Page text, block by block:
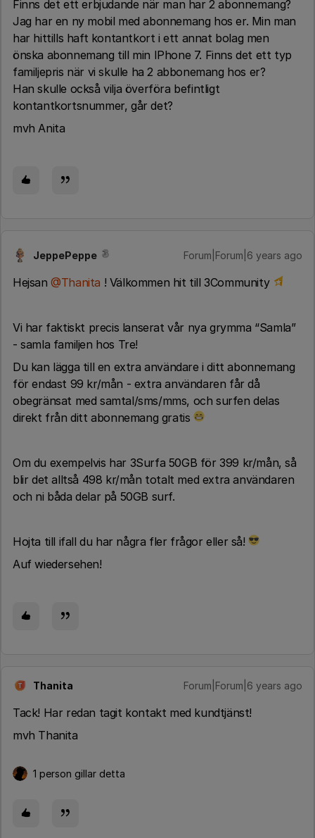
Finns det ett erbjudande när man har 2 abonnemang?
Jag har en ny mobil med abonnemang hos er. Min man
har hittills haft kontantkort i ett annat bolag men
önska abonnemang till min IPhone 7. Finns det ett typ
familjepris när vi skulle ha 2 abbonemang hos er?
Han skulle också vilja överföra befintligt
kontantkortsnummer, går det?
mvh Anita
JeppePeppe Forum|Forum|6 years ago
Hejsan@Thanita ! Välkommen hit till 3Community
Vi har faktiskt precis lanserat vår nya grymma “Samla”
- samla familjen hos Tre!
Du kan lägga till en extra användare i ditt abonnemang
för endast 99 kr/mån - extra användaren får då
obegränsat med samtal/sms/mms, och surfen delas
direkt från ditt abonnemang gratis
Om du exempelvis har 3Surfa 50GB för 399 kr/mån, så
blir det alltså 498 kr/mån totalt med extra användaren
och ni båda delar på 50GB surf.
Hojta till ifall du har några fler frågor eller så!
Auf wiedersehen!
T Thanita Forum|Forum|6 years ago
Tack! Har redan tagit kontakt med kundtjänst!
mvh Thanita
1 person gillar detta